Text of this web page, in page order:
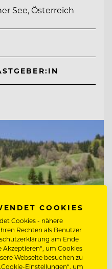
See, Österreich
COOKIES
Cookies - nähere
Rechten als Benutzer
am Ende
Akzeptieren“, um Cookies
Webseite besuchen zu
Einstellungen“, um